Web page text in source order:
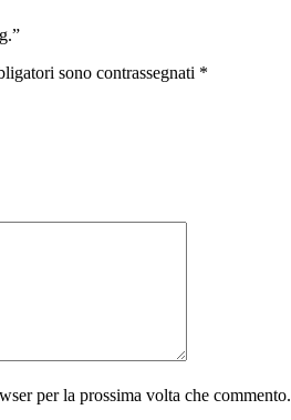
sono contrassegnati *
per la prossima volta che commento.